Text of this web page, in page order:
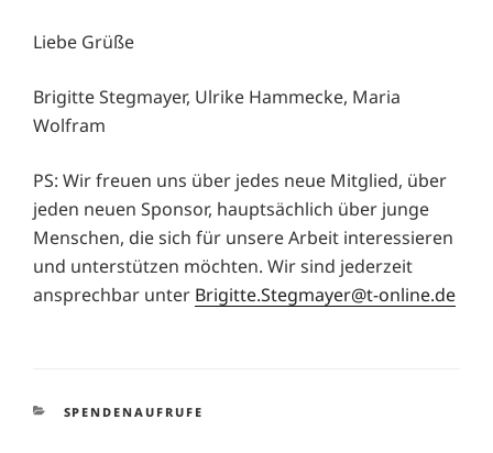
Liebe Grüße
Brigitte Stegmayer, Ulrike Hammecke, Maria
Wolfram
PS: Wir freuen uns über jedes neue Mitglied, über
jeden neuen Sponsor, hauptsächlich über junge
Menschen, die sich für unsere Arbeit interessieren
und unterstützen möchten. Wir sind jederzeit
ansprechbar unter Brigitte.Stegmayer@t-online.de
KATEGORIEN
SPENDENAUFRUFE